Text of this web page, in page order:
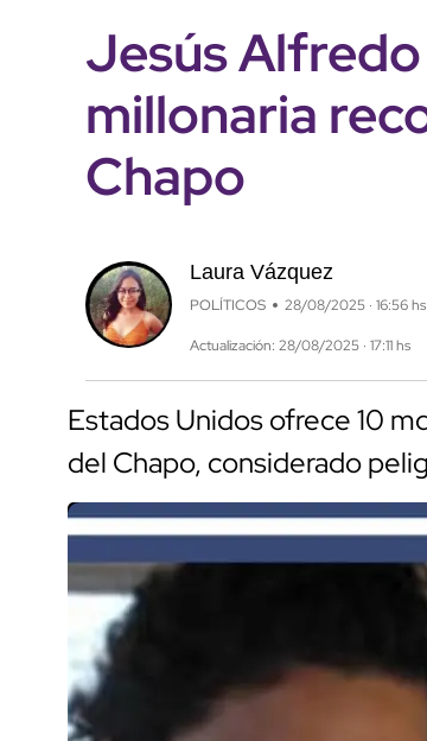
Jesús
millonaria
Chapo
Laura Vázquez
POLÍTICOS 28/08/2025 · 16:56 hs
Actualización: 28/08/2025 · 17:11 hs
Estados Unidos ofrece 10
del Chapo, considerado